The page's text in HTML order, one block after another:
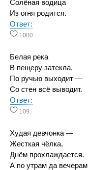
Солёная водица
Из огня родится.
Ответ:
1000
Белая река
В пещеру затекла,
По ручью выходит —
Со стен всё выводит.
Ответ:
109
Худая девчонка —
Жесткая чёлка,
Днём прохлаждается.
А по утрам да вечерам